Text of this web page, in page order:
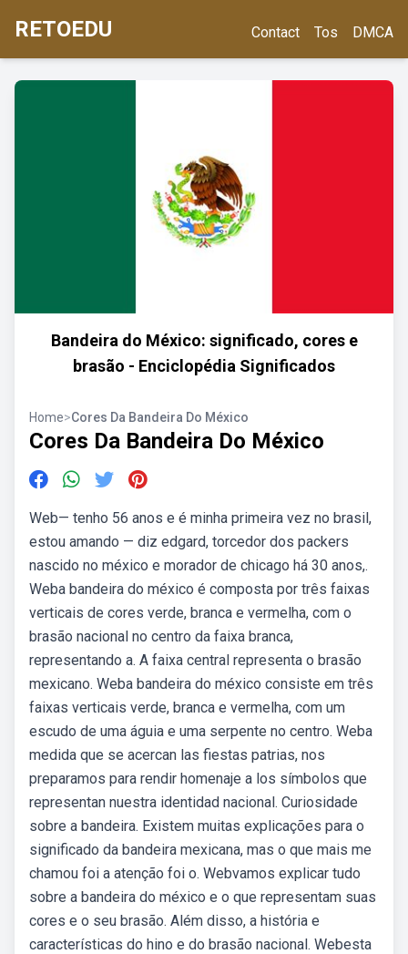
RETOEDU Contact Tos DMCA
Bandeira do México: significado, cores e
brasão - Enciclopédia Significados
Home>Cores Da Bandeira Do México
Cores Da Bandeira Do México
Web— tenho 56 anos e é minha primeira vez no brasil,
estou amando — diz edgard, torcedor dos packers
nascido no méxico e morador de chicago há 30 anos,.
Weba bandeira do méxico é composta por três faixas
verticais de cores verde, branca e vermelha, com o
brasão nacional no centro da faixa branca,
representando a. A faixa central representa o brasão
mexicano. Weba bandeira do méxico consiste em três
faixas verticais verde, branca e vermelha, com um
escudo de uma águia e uma serpente no centro. Weba
medida que se acercan las fiestas patrias, nos
preparamos para rendir homenaje a los símbolos que
representan nuestra identidad nacional. Curiosidade
sobre a bandeira. Existem muitas explicações para o
significado da bandeira mexicana, mas o que mais me
chamou foi a atenção foi o. Webvamos explicar tudo
sobre a bandeira do méxico e o que representam suas
cores e o seu brasão. Além disso, a história e
características do hino e do brasão nacional. Webesta